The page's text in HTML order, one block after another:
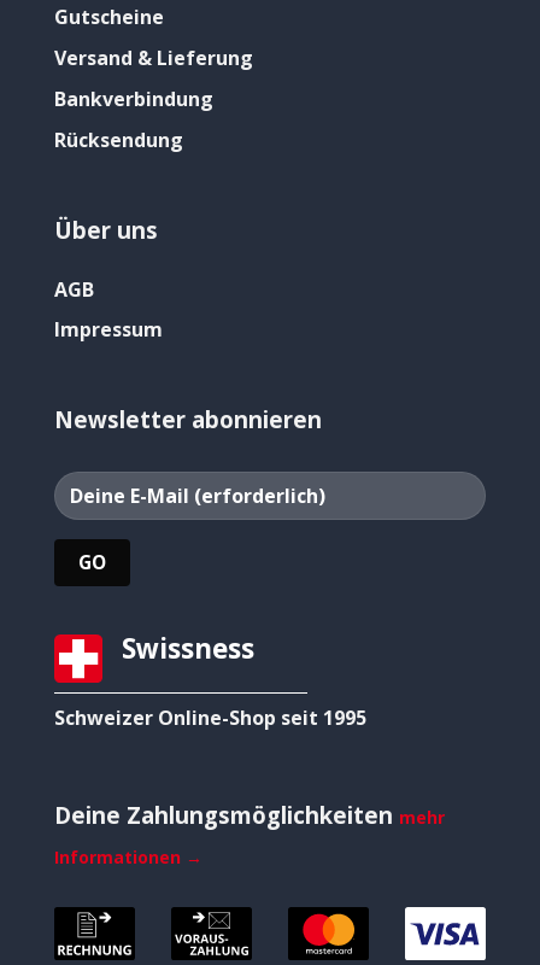
Gutscheine
Versand & Lieferung
Bankverbindung
Rücksendung
Über uns
AGB
Impressum
Newsletter abonnieren
Swissness
Schweizer Online-Shop seit 1995
Deine Zahlungsmöglichkeiten mehr
Informationen →